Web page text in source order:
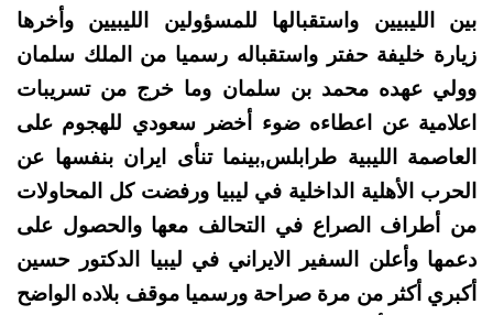
بين الليبيين واستقبالها للمسؤولين الليبيين وأخرها
زيارة خليفة حفتر واستقباله رسميا من الملك سلمان
وولي عهده محمد بن سلمان وما خرج من تسريبات
اعلامية عن اعطاءه ضوء أخضر سعودي للهجوم على
العاصمة الليبية طرابلس,بينما تنأى ايران بنفسها عن
الحرب الأهلية الداخلية في ليبيا ورفضت كل المحاولات
من أطراف الصراع في التحالف معها والحصول على
دعمها وأعلن السفير الايراني في ليبيا الدكتور حسين
أكبري أكثر من مرة صراحة ورسميا موقف بلاده الواضح